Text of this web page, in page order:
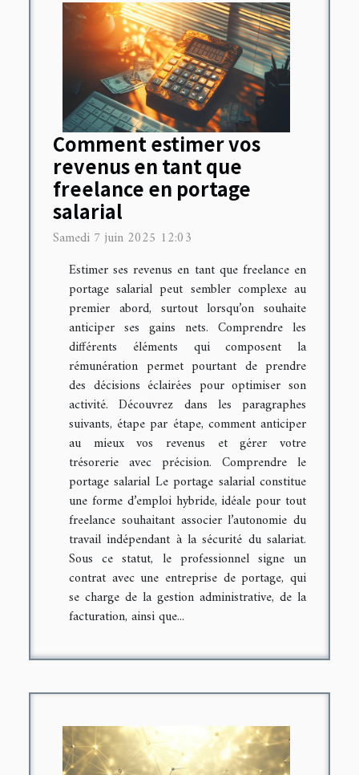
Comment estimer vos
revenus en tant que
freelance en portage
salarial
Samedi 7 juin 2025 12:03
Estimer ses revenus en tant que freelance en
portage salarial peut sembler complexe au
premier abord, surtout lorsqu’on souhaite
anticiper ses gains nets. Comprendre les
différents éléments qui composent la
rémunération permet pourtant de prendre
des décisions éclairées pour optimiser son
activité. Découvrez dans les paragraphes
suivants, étape par étape, comment anticiper
au mieux vos revenus et gérer votre
trésorerie avec précision. Comprendre le
portage salarial Le portage salarial constitue
une forme d’emploi hybride, idéale pour tout
freelance souhaitant associer l’autonomie du
travail indépendant à la sécurité du salariat.
Sous ce statut, le professionnel signe un
contrat avec une entreprise de portage, qui
se charge de la gestion administrative, de la
facturation, ainsi que...